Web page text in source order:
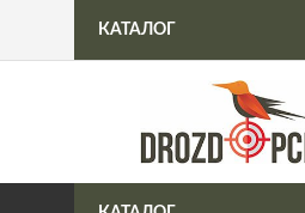
Интернет-магазин
КАТАЛОГ